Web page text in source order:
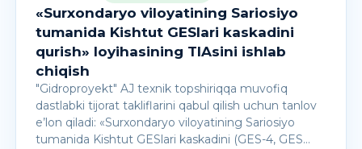
«Surxondaryo viloyatining Sariosiyo
tumanida Kishtut GESlari kaskadini
qurish» loyihasining TIAsini ishlab
chiqish
"Gidroproyekt" AJ texnik topshiriqqa muvofiq
dastlabki tijorat takliflarini qabul qilish uchun tanlov
e’lon qiladi: «Surxondaryo viloyatining Sariosiyo
tumanida Kishtut GESlari kaskadini (GES-4, GES…